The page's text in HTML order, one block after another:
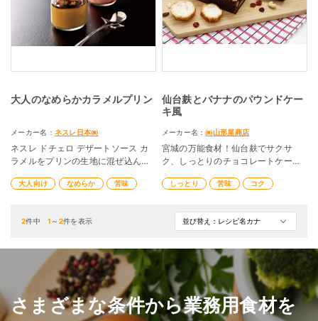
大人のなめらかカラメルプリン
メーカー名： ネスレ日本㈱
ネスレ ドチェロ デザートソース カ
ラメルをプリンの生地に混ぜ込ん
ンです。
大人向け なめらか 苦味
仙台麸とバナナのパウンドケー
キ風
メーカー名：㈱山形屋商店
宮城の万能食材！仙台麸でサクサ
ク、しっとりのチョコレートケー
と同時に仙台麸のコクが味わえるデ
しっとり 苦味 コク
2件中1 ～ 2件を表示
さまざまな条件から業務用食材を